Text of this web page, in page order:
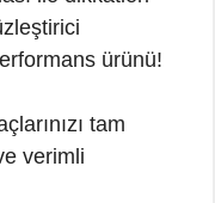
ürünü!
tam
verimli